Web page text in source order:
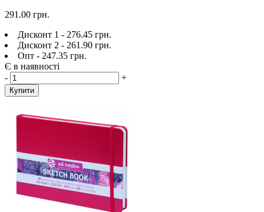
291.00 грн.
Дисконт 1 - 276.45 грн.
Дисконт 2 - 261.90 грн.
Опт - 247.35 грн.
Є в наявності
-
+
Купити